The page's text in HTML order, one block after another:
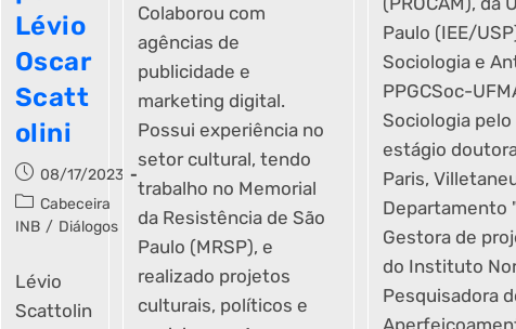
Lévio
Oscar
Scatt
olini
08/17/2023
Cabeceira
INB / Diálogos
Lévio
Scattolin
Colaborou com
agências de
publicidade e
marketing digital.
Possui experiência no
setor cultural, tendo
trabalho no Memorial
da Resistência de São
Paulo (MRSP), e
realizado projetos
culturais, políticos e
Paulo (IEE/
Sociologia e
PPGCSoc-
Sociologia pelo
estágio
Paris,
Departamento
Gestora de
do Instituto
Pesquisadora